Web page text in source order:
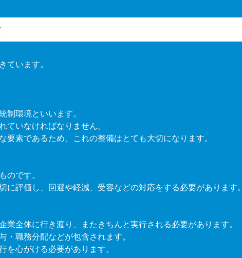
ています。
制環境といいます。
ていなければなりません。
要素であるため、これの整備はとても大切になります。
のです。
に評価し、回避や軽減、受容などの対応をする必要があります。
全体に行き渡り、またきちんと実行される必要があります。
・職務分配などが包含されます。
を心がける必要があります。